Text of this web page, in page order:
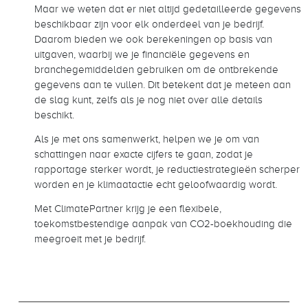
Maar we weten dat er niet altijd gedetailleerde gegevens
beschikbaar zijn voor elk onderdeel van je bedrijf.
Daarom bieden we ook berekeningen op basis van
uitgaven, waarbij we je financiële gegevens en
branchegemiddelden gebruiken om de ontbrekende
gegevens aan te vullen. Dit betekent dat je meteen aan
de slag kunt, zelfs als je nog niet over alle details
beschikt.
Als je met ons samenwerkt, helpen we je om van
schattingen naar exacte cijfers te gaan, zodat je
rapportage sterker wordt, je reductiestrategieën scherper
worden en je klimaatactie echt geloofwaardig wordt.
Met ClimatePartner krijg je een flexibele,
toekomstbestendige aanpak van CO2-boekhouding die
meegroeit met je bedrijf.